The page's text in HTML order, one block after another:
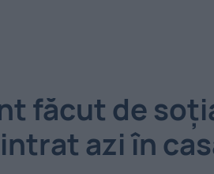
făcut de
azi în